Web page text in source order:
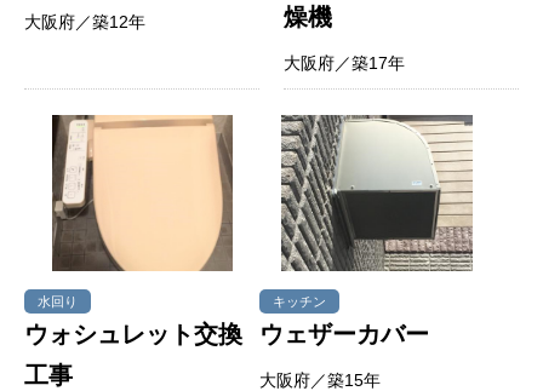
大阪府／築12年
燥機
大阪府／築17年
水回り
ウォシュレット交換
工事
キッチン
ウェザーカバー
大阪府／築15年